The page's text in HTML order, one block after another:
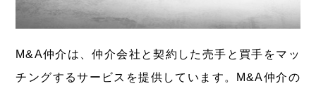
M&A仲介は、仲介会社と契約した売手と買手をマッ
チングするサービスを提供しています。M&A仲介の